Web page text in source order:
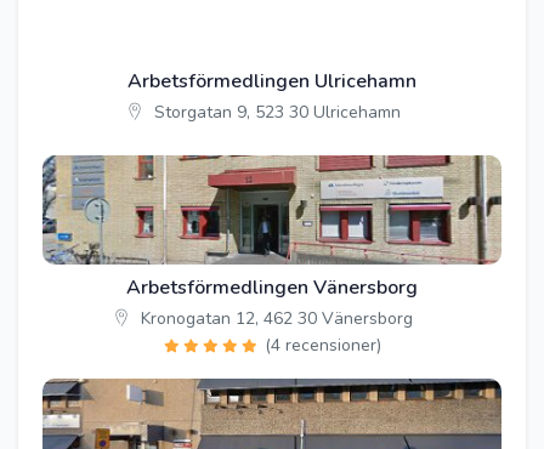
Arbetsförmedlingen Ulricehamn
Storgatan 9, 523 30 Ulricehamn
Arbetsförmedlingen Vänersborg
Kronogatan 12, 462 30 Vänersborg
(4 recensioner)